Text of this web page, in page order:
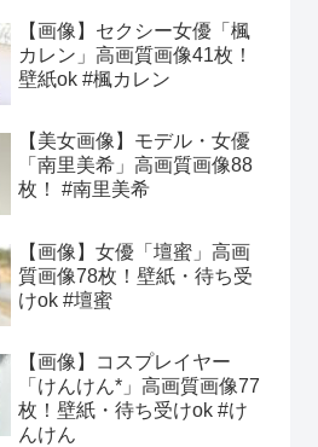
【画像】セクシー女優「楓
カレン」高画質画像41枚！
壁紙ok #楓カレン
【美女画像】モデル・女優
「南里美希」高画質画像88
枚！ #南里美希
【画像】女優「壇蜜」高画
質画像78枚！壁紙・待ち受
けok #壇蜜
【画像】コスプレイヤー
「けんけん*」高画質画像77
枚！壁紙・待ち受けok #け
んけん